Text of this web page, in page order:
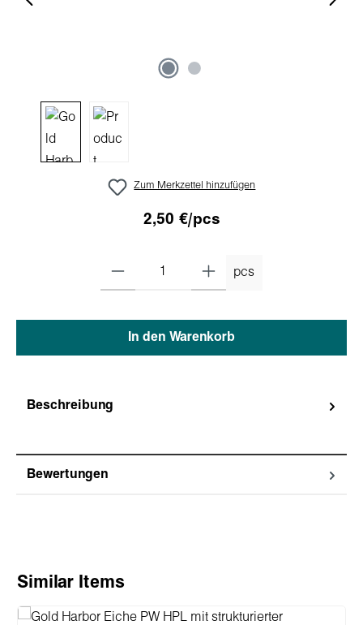
Zum Merkzettel hinzufügen
2,50 €/pcs
pcs
In den Warenkorb
Beschreibung
Bewertungen
Produktgalerie überspringen
Similar Items